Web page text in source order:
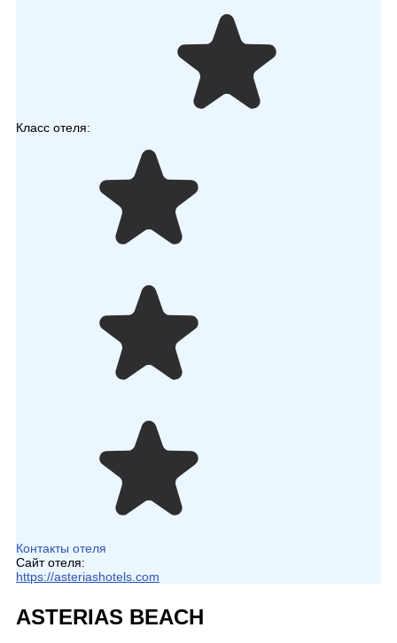
Класс отеля:
Контакты отеля
Сайт отеля:
https://asteriashotels.com
ASTERIAS BEACH